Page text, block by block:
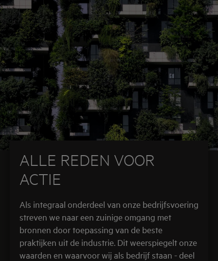
ALLE REDEN VOOR
ACTIE
Als integraal onderdeel van onze bedrijfsvoering
streven we naar een zuinige omgang met
bronnen door toepassing van de beste
praktijken uit de industrie. Dit weerspiegelt onze
waarden en waarvoor wij als bedrijf staan - deel